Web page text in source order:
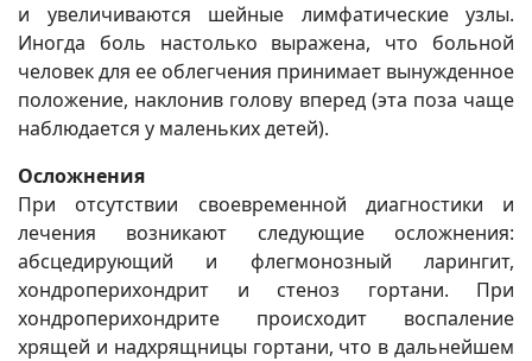
и увеличиваются шейные лимфатические узлы.
Иногда боль настолько выражена, что больной
человек для ее облегчения принимает вынужденное
положение, наклонив голову вперед (эта поза чаще
наблюдается у маленьких детей).
Осложнения
При отсутствии своевременной диагностики и
лечения возникают следующие осложнения:
абсцедирующий и флегмонозный ларингит,
хондроперихондрит и стеноз гортани. При
хондроперихондрите происходит воспаление
хрящей и надхрящницы гортани, что в дальнейшем